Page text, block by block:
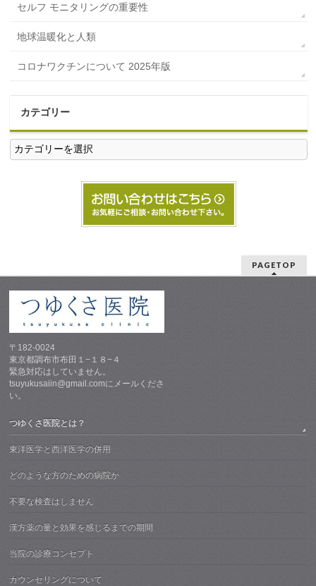
セルフ モニタリングの重要性
地球温暖化と人類
コロナワクチンについて 2025年版
カテゴリー
カ
テ
ゴ
PAGETOP
〒182-0024
東京都調布市布田１−１８−４
緊急対応はしていません。
tsuyukusaiin@gmail.comにメールくださ
い。
つゆくさ医院とは？
東洋医学と西洋医学の併用
どのような方のための病院か
不要な検査はしません
漢方薬の量と効果を感じるまでの期間
当院の診療コンセプト
カウンセリングについて